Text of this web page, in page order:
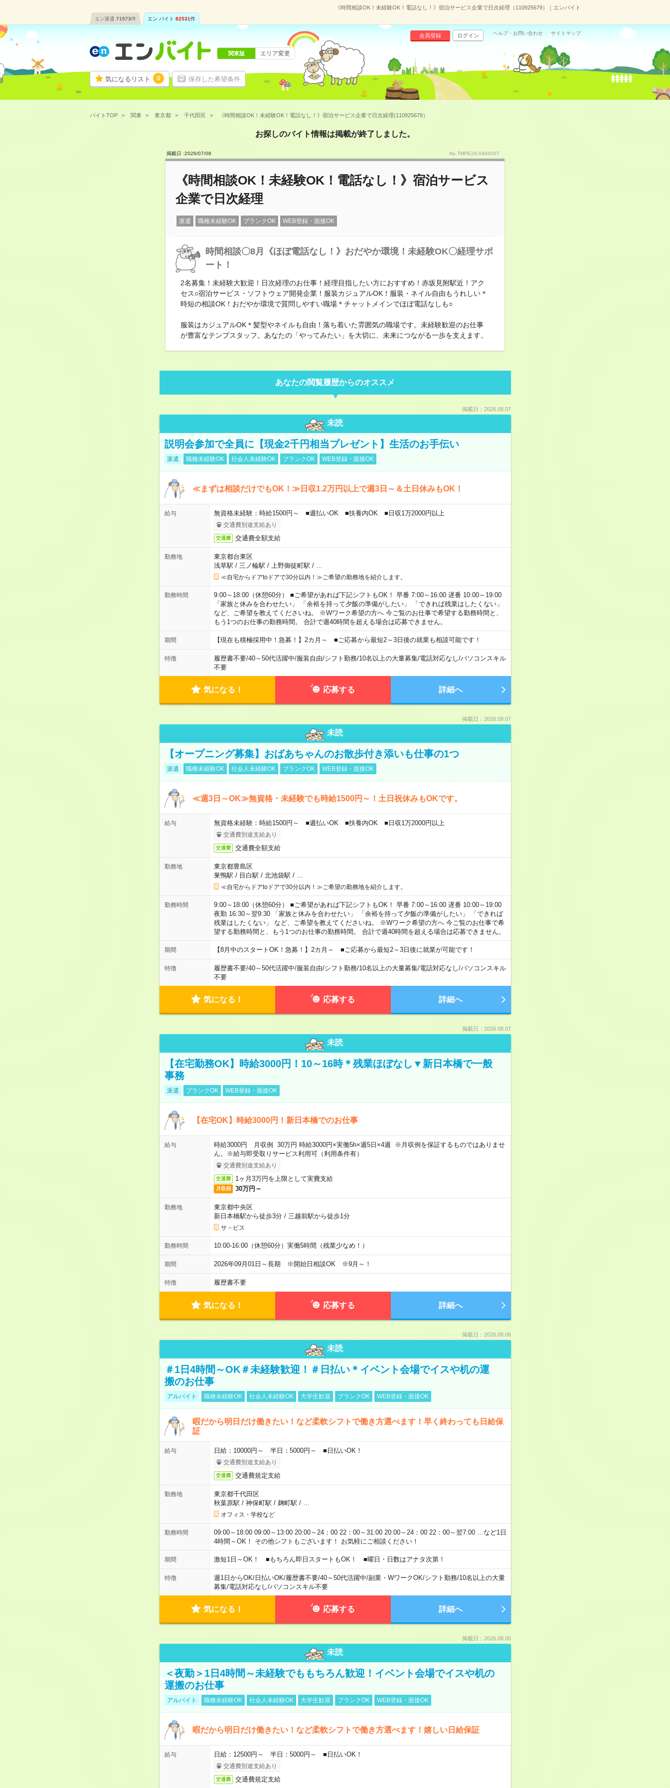
《時間相談OK！未経験OK！電話なし！》宿泊サービス企業で日次経理（110925679）｜エンバイト
エン派遣 71573件 エン バイト 82531件
気になるリスト 0 保存した希望条件
会員登録 ログイン ヘルプ・お問い合わせ サイトマップ
関東版 エリア変更
バイトTOP 関東 東京都 千代田区 《時間相談OK！未経験OK！電話なし！》宿泊サービス企業で日次経理(110925679）
お探しのバイト情報は掲載が終了しました。
掲載日 :2026/07/08 No.TMPE26-0494007
《時間相談OK！未経験OK！電話なし！》宿泊サービス
企業で日次経理
派遣 職種未経験OK ブランクOK WEB登録・面接OK
時間相談〇8月《ほぼ電話なし！》おだやか環境！未経験OK〇経理サポ
ート！
2名募集！未経験大歓迎！日次経理のお仕事！経理目指したい方におすすめ！赤坂見附駅近！アク
セス○宿泊サービス・ソフトウェア開発企業！服装カジュアルOK！服装・ネイル自由もうれしい＊
時短の相談OK！おだやか環境で質問しやすい職場＊チャットメインでほぼ電話なしも○
服装はカジュアルOK＊髪型やネイルも自由！落ち着いた雰囲気の職場です。未経験歓迎のお仕事
が豊富なテンプスタッフ。あなたの「やってみたい」を大切に、未来につながる一歩を支えます。
あなたの閲覧履歴からのオススメ
掲載日：2026.08.07
未読
説明会参加で全員に【現金2千円相当プレゼント】生活のお手伝い
派遣 職種未経験OK 社会人未経験OK ブランクOK WEB登録・面接OK
≪まずは相談だけでもOK！≫日収1.2万円以上で週3日～＆土日休みもOK！
給与 無資格未経験：時給1500円～ ■週払いOK ■扶養内OK ■日収1万2000円以上
交通費別途支給あり
交通費 交通費全額支給
勤務地
東京都台東区
浅草駅 / 三ノ輪駅 / 上野御徒町駅 /
≪自宅からドアtoドアで30分以内！≫ご希望の勤務地を紹介します。
勤務時間
9:00～18:00（休憩60分） ■ご希望があれば下記シフトもOK！ 早番 7:00～16:00 遅番 10:00～19:00
「家族と休みを合わせたい」 「余裕を持って夕飯の準備がしたい」 「できれば残業はしたくない」
など、ご希望を教えてくださいね。 ※Wワーク希望の方へ 今ご覧のお仕事で希望する勤務時間と、
もう1つのお仕事の勤務時間。 合計で週40時間を超える場合は応募できません。
期間 【現在も積極採用中！急募！】2カ月～ ■ご応募から最短2～3日後の就業も相談可能です！
特徴 履歴書不要/40～50代活躍中/服装自由/シフト勤務/10名以上の大量募集/電話対応なし/パソコンスキル
不要
気になる！ 応募する 詳細へ
掲載日：2026.08.07
未読
【オープニング募集】おばあちゃんのお散歩付き添いも仕事の1つ
派遣 職種未経験OK 社会人未経験OK ブランクOK WEB登録・面接OK
≪週3日～OK≫無資格・未経験でも時給1500円～！土日祝休みもOKです。
給与 無資格未経験：時給1500円～ ■週払いOK ■扶養内OK ■日収1万2000円以上
交通費別途支給あり
交通費 交通費全額支給
勤務地
東京都豊島区
巣鴨駅 / 目白駅 / 北池袋駅 /
≪自宅からドアtoドアで30分以内！≫ご希望の勤務地を紹介します。
勤務時間
9:00～18:00（休憩60分） ■ご希望があれば下記シフトもOK！ 早番 7:00～16:00 遅番 10:00～19:00
夜勤 16:30～翌9:30 「家族と休みを合わせたい」 「余裕を持って夕飯の準備がしたい」 「できれば
残業はしたくない」 など、ご希望を教えてくださいね。 ※Wワーク希望の方へ 今ご覧のお仕事で希
望する勤務時間と、もう1つのお仕事の勤務時間。 合計で週40時間を超える場合は応募できません。
期間 【8月中のスタートOK！急募！】2カ月～ ■ご応募から最短2～3日後に就業が可能です！
特徴 履歴書不要/40～50代活躍中/服装自由/シフト勤務/10名以上の大量募集/電話対応なし/パソコンスキル
不要
気になる！ 応募する 詳細へ
掲載日：2026.08.07
未読
【在宅勤務OK】時給3000円！10～16時＊残業ほぼなし▼新日本橋で一般
事務
派遣 ブランクOK WEB登録・面接OK
【在宅OK】時給3000円！新日本橋でのお仕事
給与
時給3000円 月収例 30万円 時給3000円×実働5h×週5日×4週 ※月収例を保証するものではありませ
ん。※給与即受取りサービス利用可（利用条件有）
交通費別途支給あり
交通費 1ヶ月3万円を上限として実費支給
月収例 30万円～
勤務地
東京都中央区
新日本橋駅から徒歩3分/ 三越前駅から徒歩1分
サ－ビス
勤務時間 10:00-16:00（休憩60分）実働5時間（残業少なめ！）
期間 2026年09月01日～長期 ※開始日相談OK ※9月～！
特徴 履歴書不要
気になる！ 応募する 詳細へ
掲載日：2026.08.06
未読
＃1日4時間～OK＃未経験歓迎！＃日払い＊イベント会場でイスや机の運
搬のお仕事
アルバイト 職種未経験OK 社会人未経験OK 大学生歓迎 ブランクOK WEB登録・面接OK
暇だから明日だけ働きたい！など柔軟シフトで働き方選べます！早く終わっても日給保
証
給与 日給：10000円～ 半日：5000円～ ■日払いOK！
交通費別途支給あり
交通費 交通費規定支給
勤務地
東京都千代田区
秋葉原駅 / 神保町駅 / 麹町駅 /
オフィス・学校など
勤務時間
09:00～18:00 09:00～13:00 20:00～24：00 22：00～31:00 20:00～24：00 22：00～翌7:00 …など1日
4時間～OK！ その他シフトもございます！ お気軽にご相談ください！
期間 激短1日～OK！ ■もちろん即日スタートもOK！ ■曜日・日数はアナタ次第！
特徴 週1日からOK/日払いOK/履歴書不要/40～50代活躍中/副業・WワークOK/シフト勤務/10名以上の大量
募集/電話対応なし/パソコンスキル不要
気になる！ 応募する 詳細へ
掲載日：2026.08.05
未読
＜夜勤＞1日4時間～未経験でももちろん歓迎！イベント会場でイスや机の
運搬のお仕事
アルバイト 職種未経験OK 社会人未経験OK 大学生歓迎 ブランクOK WEB登録・面接OK
暇だから明日だけ働きたい！など柔軟シフトで働き方選べます！嬉しい日給保証
給与 日給：12500円～ 半日：5000円～ ■日払いOK！
交通費別途支給あり
交通費 交通費規定支給